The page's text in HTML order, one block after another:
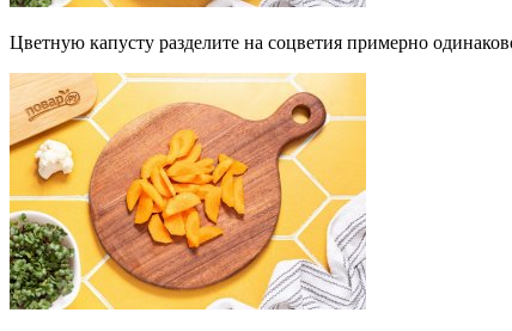
Цветную капусту разделите на соцветия примерно